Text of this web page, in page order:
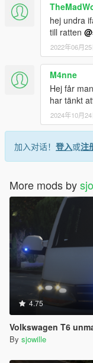
hej undra
till ratten
2022年06月25
M4nne
Hej får
har tänkt
2024年10月24
加入对话！ 登入或注
More mods by
4.75
Volkswagen T6
By sjowille